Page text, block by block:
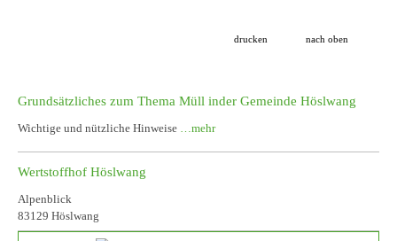
drucken nach oben
Grundsätzliches zum Thema Müll inder Gemeinde Höslwang
Wichtige und nützliche Hinweise …mehr
Wertstoffhof Höslwang
Alpenblick
83129 Höslwang